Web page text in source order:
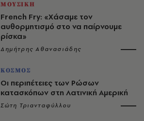
ΜΟΥΣΙΚΗ
French Fry: «Χάσαμε τον
αυθορμητισμό στο να παίρνουμε
ρίσκα»
Δημήτρης Αθανασιάδης
ΚΟΣΜΟΣ
Οι περιπέτειες των Ρώσων
κατασκόπων στη Λατινική Αμερική
Σώτη Τριανταφύλλου